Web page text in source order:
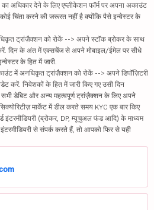
अधिकार देने के लिए एप्लीकेशन फॉर्म पर अपना अकाउंट
चिंता करने की जरूरत नहीं है क्योंकि पैसे इन्वेस्टर के
ट्रांज़ैक्शन को रोकें --> अपने स्टॉक ब्रोकर के साथ
दिन के अंत में एक्सचेंज से अपने मोबाइल/ईमेल पर सीधे
के हित में जारी.
में अनधिकृत ट्रांज़ैक्शन को रोकें --> अपने डिपॉज़िटरी
करें. निवेशकों के हित में जारी किए गए उसी दिन
डेबिट और अन्य महत्वपूर्ण ट्रांज़ैक्शन के लिए अपने
मार्केट में डील करते समय KYC एक बार किए
इंटरमीडियरी (ब्रोकर, DP, म्यूचुअल फंड आदि) के माध्यम
से संपर्क करते हैं, तो आपको फिर से यही